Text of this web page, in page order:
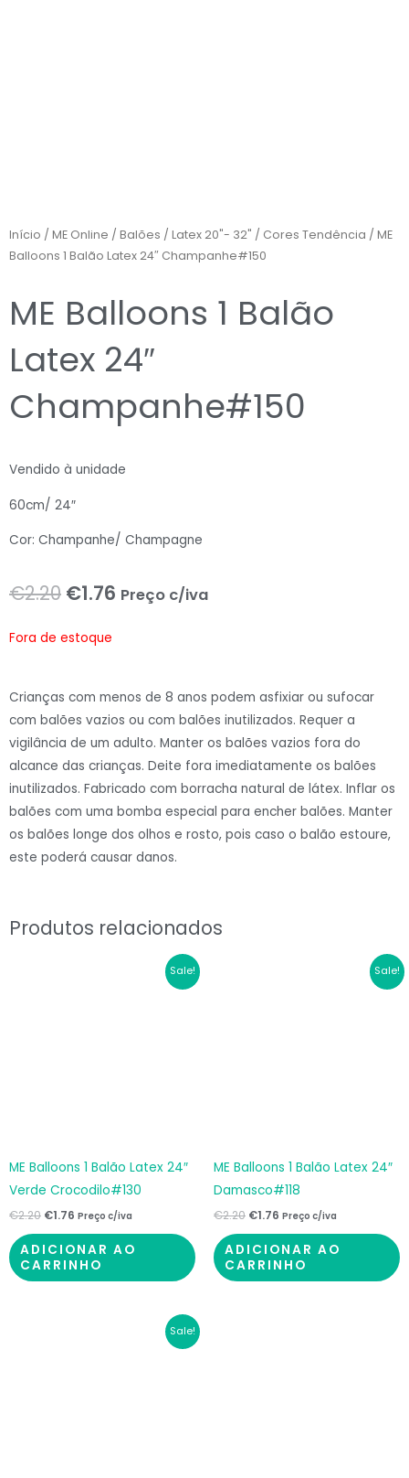
Início / ME Online / Balões / Latex 20"- 32" / Cores Tendência / ME
Balloons 1 Balão Latex 24″ Champanhe#150
ME Balloons 1 Balão
Latex 24″
Champanhe#150
Vendido à unidade
60cm/ 24″
Cor: Champanhe/ Champagne
€2.20 O
preço
era:
€2.20.
€1.76 O
é:
€1.76.
Preço c/iva
Fora de estoque
Crianças com menos de 8 anos podem asfixiar ou sufocar
com balões vazios ou com balões inutilizados. Requer a
vigilância de um adulto. Manter os balões vazios fora do
alcance das crianças. Deite fora imediatamente os balões
inutilizados. Fabricado com borracha natural de látex. Inflar os
balões com uma bomba especial para encher balões. Manter
os balões longe dos olhos e rosto, pois caso o balão estoure,
este poderá causar danos.
Produtos relacionados
Sale!
ME Balloons 1 Balão Latex 24″
Verde Crocodilo#130
€2.20 €1.76 Preço c/iva
ADICIONAR AO
CARRINHO
Sale!
ME Balloons 1 Balão Latex 24″
Damasco#118
€2.20 €1.76 Preço c/iva
ADICIONAR AO
CARRINHO
Sale!